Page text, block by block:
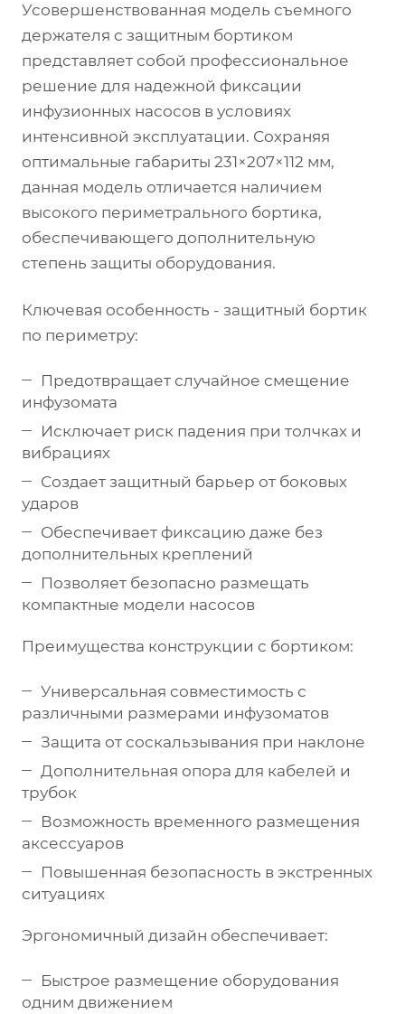
Усовершенствованная модель съемного
держателя с защитным бортиком
представляет собой профессиональное
решение для надежной фиксации
инфузионных насосов в условиях
интенсивной эксплуатации. Сохраняя
оптимальные габариты 231×207×112 мм,
данная модель отличается наличием
высокого периметрального бортика,
обеспечивающего дополнительную
степень защиты оборудования.
Ключевая особенность - защитный бортик
по периметру:
Предотвращает случайное смещение
инфузомата
Исключает риск падения при толчках и
вибрациях
Создает защитный барьер от боковых
ударов
Обеспечивает фиксацию даже без
дополнительных креплений
Позволяет безопасно размещать
компактные модели насосов
Преимущества конструкции с бортиком:
Универсальная совместимость с
различными размерами инфузоматов
Защита от соскальзывания при наклоне
Дополнительная опора для кабелей и
трубок
Возможность временного размещения
аксессуаров
Повышенная безопасность в экстренных
ситуациях
Эргономичный дизайн обеспечивает:
Быстрое размещение оборудования
одним движением